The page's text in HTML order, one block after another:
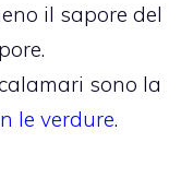
il sapore del
sono la
le verdure.